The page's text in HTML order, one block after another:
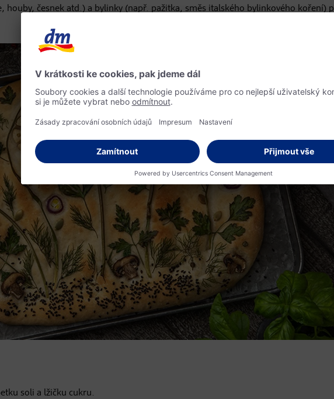
houby, česnek atd.) a bylinky (např. pažitka, směs italského bylinkového koření)
soli a lžičku cukru.